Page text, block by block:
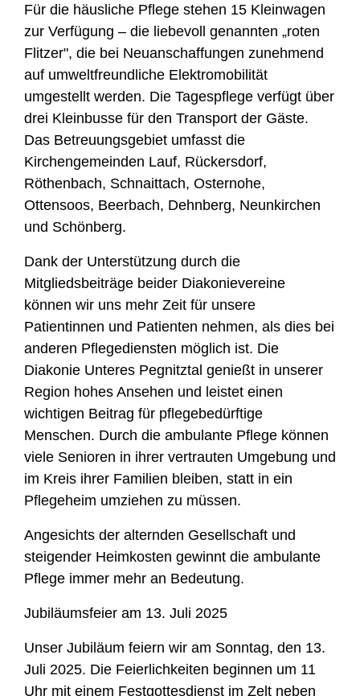
Für die häusliche Pflege stehen 15 Kleinwagen
zur Verfügung – die liebevoll genannten „roten
Flitzer", die bei Neuanschaffungen zunehmend
auf umweltfreundliche Elektromobilität
umgestellt werden. Die Tagespflege verfügt über
drei Kleinbusse für den Transport der Gäste.
Das Betreuungsgebiet umfasst die
Kirchengemeinden Lauf, Rückersdorf,
Röthenbach, Schnaittach, Osternohe,
Ottensoos, Beerbach, Dehnberg, Neunkirchen
und Schönberg.
Dank der Unterstützung durch die
Mitgliedsbeiträge beider Diakonievereine
können wir uns mehr Zeit für unsere
Patientinnen und Patienten nehmen, als dies bei
anderen Pflegediensten möglich ist. Die
Diakonie Unteres Pegnitztal genießt in unserer
Region hohes Ansehen und leistet einen
wichtigen Beitrag für pflegebedürftige
Menschen. Durch die ambulante Pflege können
viele Senioren in ihrer vertrauten Umgebung und
im Kreis ihrer Familien bleiben, statt in ein
Pflegeheim umziehen zu müssen.
Angesichts der alternden Gesellschaft und
steigender Heimkosten gewinnt die ambulante
Pflege immer mehr an Bedeutung.
Jubiläumsfeier am 13. Juli 2025
Unser Jubiläum feiern wir am Sonntag, den 13.
Juli 2025. Die Feierlichkeiten beginnen um 11
Uhr mit einem Festgottesdienst im Zelt neben